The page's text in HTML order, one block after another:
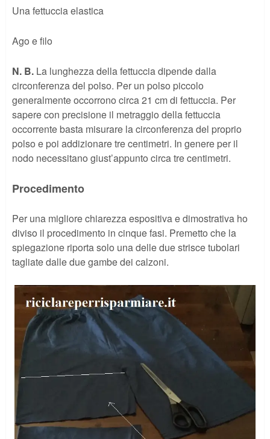
Una fettuccia elastica
Ago e filo
N. B. La lunghezza della fettuccia dipende dalla
circonferenza del polso. Per un polso piccolo
generalmente occorrono circa 21 cm di fettuccia. Per
sapere con precisione il metraggio della fettuccia
occorrente basta misurare la circonferenza del proprio
polso e poi addizionare tre centimetri. In genere per il
nodo necessitano giust’appunto circa tre centimetri.
Procedimento
Per una migliore chiarezza espositiva e dimostrativa ho
diviso il procedimento in cinque fasi. Premetto che la
spiegazione riporta solo una delle due strisce tubolari
tagliate dalle due gambe dei calzoni.